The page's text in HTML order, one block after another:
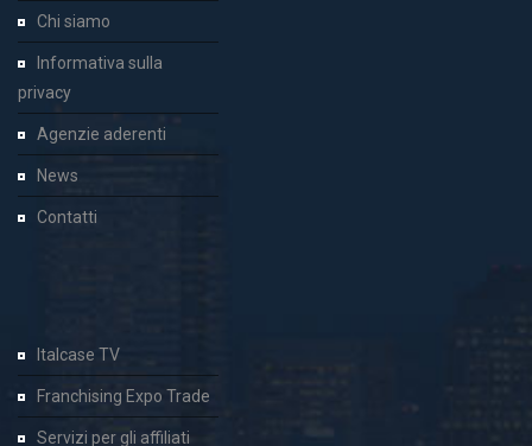
Chi siamo
Informativa sulla
privacy
Agenzie aderenti
News
Contatti
Italcase TV
Franchising Expo Trade
Servizi per gli affiliati